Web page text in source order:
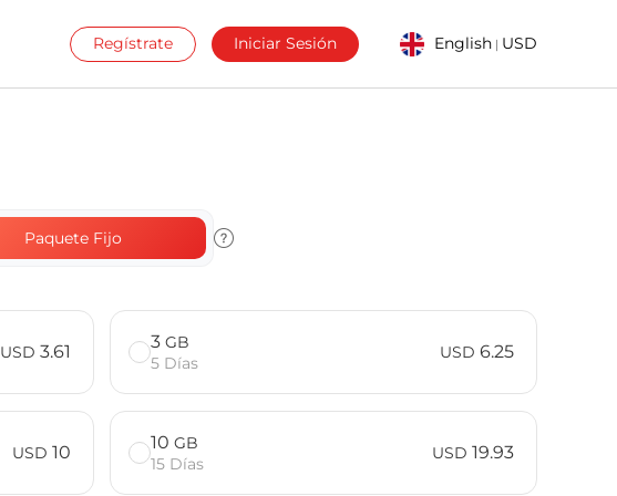
Regístrate Iniciar Sesión English | USD
Paquete Fijo
USD 3.61 3 GB
5 Días
USD 6.25
USD 10 10 GB
15 Días
USD 19.93